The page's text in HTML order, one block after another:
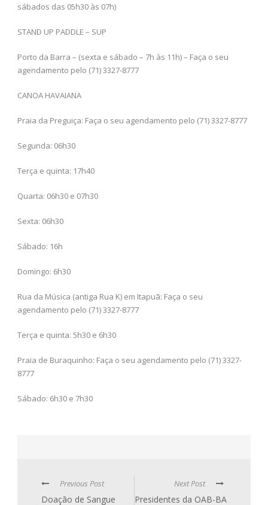
sábados das 05h30 às 07h)
STAND UP PADDLE – SUP
Porto da Barra – (sexta e sábado – 7h às 11h) – Faça o seu
agendamento pelo (71) 3327-8777
CANOA HAVAIANA
Praia da Preguiça: Faça o seu agendamento pelo (71) 3327-8777
Segunda: 06h30
Terça e quinta: 17h40
Quarta: 06h30 e 07h30
Sexta: 06h30
Sábado: 16h
Domingo: 6h30
Rua da Música (antiga Rua K) em Itapuã: Faça o seu
agendamento pelo (71) 3327-8777
Terça e quinta: 5h30 e 6h30
Praia de Buraquinho: Faça o seu agendamento pelo (71) 3327-
8777
Sábado: 6h30 e 7h30
Previous Post
Doação de Sangue
Next Post
Presidentes da OAB-BA